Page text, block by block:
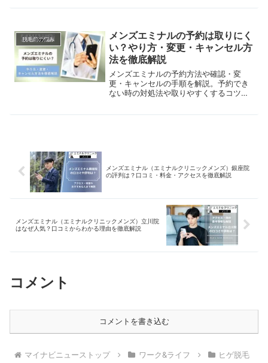
トを紹介。
脱毛前の悩み
メンズエミナルの予約は取りにく
い？やり方・変更・キャンセル方
法を徹底解説
メンズエミナルの予約方法や確認・変
更・キャンセルの手順を解説。予約でき
ない時の対処法や取りやすくするコツも
メンズエミナル（エミナルクリニックメンズ）銀座院
の評判は？口コミ・料金・アクセスを徹底解説
メンズエミナル（エミナルクリニックメンズ）立川院
はなぜ人気？口コミからわかる理由を徹底解説
コメント
コメントを書き込む
マイナビニューストップ ワーク&ライフ ヒゲ脱毛